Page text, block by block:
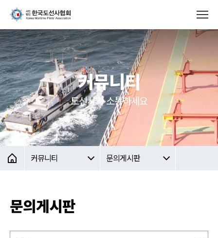
커뮤니티
도선사와 소통하세요
커뮤니티 문의게시판
문의게시판